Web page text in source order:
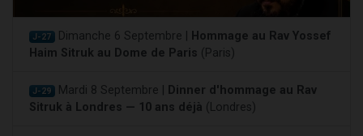
J-27 Dimanche 6 Septembre |
Hommage au Rav Yossef
Haim Sitruk au Dome de Paris (Paris)
J-29 Mardi 8 Septembre |
Dinner d'hommage au Rav
Sitruk à Londres — 10 ans déjà (Londres)